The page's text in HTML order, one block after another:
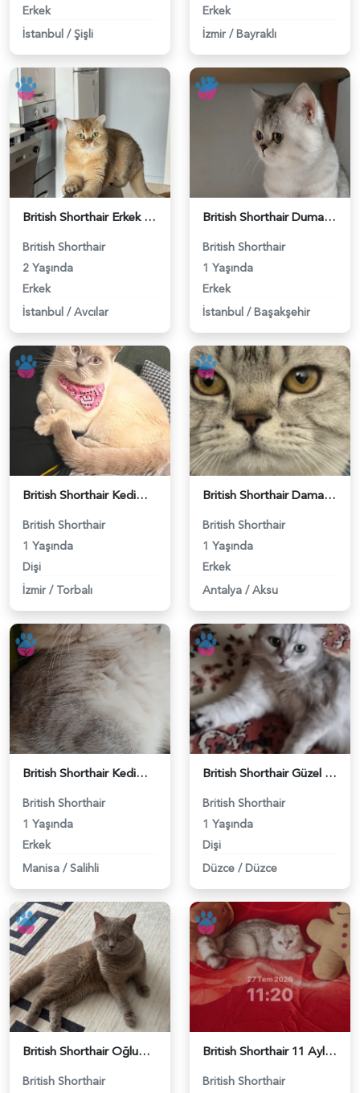
Erkek
İstanbul / Şişli
Erkek
İzmir / Bayraklı
British Shorthair Erkek Kızgınlıkta - 118984651
British Shorthair
2 Yaşında
Erkek
İstanbul / Avcılar
British Shorthair Duma Eş Arıyorum - 118984650
British Shorthair
1 Yaşında
Erkek
İstanbul / Başakşehir
British Shorthair Kedime Eş Arıyorum - 118984649
British Shorthair
1 Yaşında
Dişi
İzmir / Torbalı
British Shorthair Damadımıza Gelin Arıyoruz - 118984627
British Shorthair
1 Yaşında
Erkek
Antalya / Aksu
British Shorthair Kedimize eş arıyoruz - 118984628
British Shorthair
1 Yaşında
Erkek
Manisa / Salihli
British Shorthair Güzel kızımıza eş arıyoruz - 118984633
British Shorthair
1 Yaşında
Dişi
Düzce / Düzce
British Shorthair Oğlumuza eş arıyoruz - 118984638
British Shorthair
British Shorthair 11 Aylık Kızım Eş Arıyor - 118984640
British Shorthair